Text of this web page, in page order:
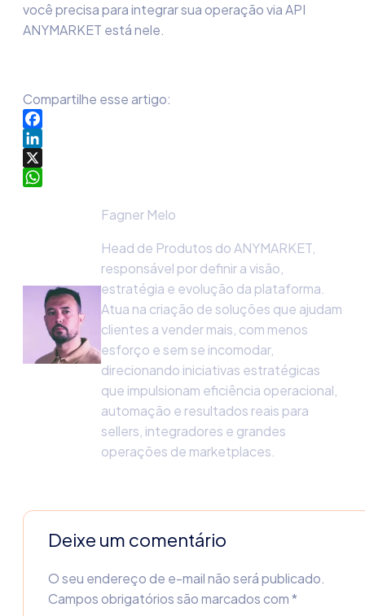
você precisa para integrar sua operação via API
ANYMARKET está nele.
Compartilhe esse artigo:
Facebook
LinkedIn
X
Fagner Melo
Head de Produtos do ANYMARKET,
responsável por definir a visão,
estratégia e evolução da plataforma.
Atua na criação de soluções que ajudam
clientes a vender mais, com menos
esforço e sem se incomodar,
direcionando iniciativas estratégicas
que impulsionam eficiência operacional,
automação e resultados reais para
sellers, integradores e grandes
operações de marketplaces.
Deixe um comentário
O seu endereço de e-mail não será publicado.
Campos obrigatórios são marcados com*